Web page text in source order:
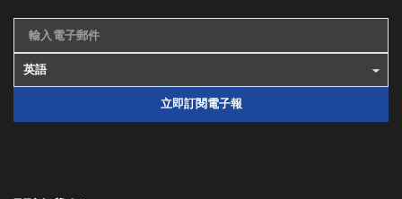
輸入電子郵件
立即訂閱電子報